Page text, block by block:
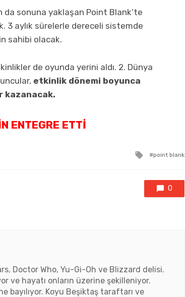
da sonuna yaklaşan Point Blank’te
3 aylık sürelerle dereceli sistemde
sahibi olacak.
de oyunda yerini aldı. 2. Dünya
etkinlik dönemi boyunca
kazanacak.
ENTEGRE ETTI
Tagged
point blank
0
Doctor Who, Yu-Gi-Oh ve Blizzard delisi.
ve hayatı onların üzerine şekilleniyor.
bayılıyor. Koyu Beşiktaş taraftarı ve